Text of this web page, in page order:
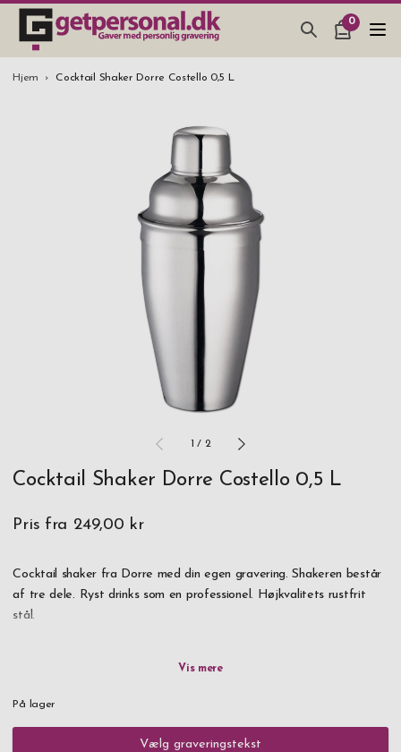
0
GAVEARTIKLAR & TING
SMYKKER & ACCESSORIES
BRYLLUPSGAVE 2026
STUDENTERGAVE 2026
Hjem Cocktail Shaker Dorre Costello 0,5 L
1 / 2
Cocktail Shaker Dorre Costello 0,5 L
Pris fra 249,00 kr
Cocktail shaker fra Dorre med din egen gravering. Shakeren består
af tre dele. Ryst drinks som en professionel. Højkvalitets rustfrit
stål.
På lager
Vælg graveringstekst